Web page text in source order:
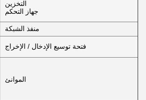
التخزين
جهاز التحكم
منفذ الشبكة
فتحة توسيع الإدخال / الإخراج
الموانئ